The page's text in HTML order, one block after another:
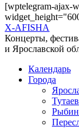
[wptelegram-ajax-
X-AFISHA
Концерты,
и Ярославской
Календарь
Города
Тутаев